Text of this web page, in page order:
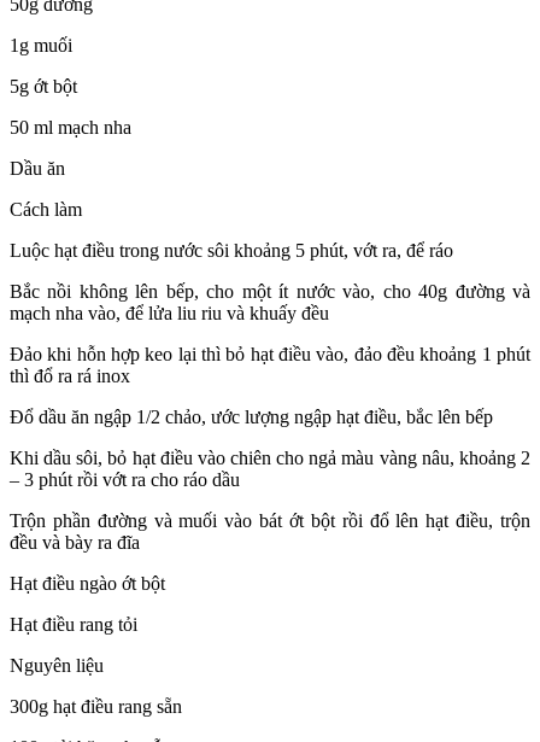
1g muối
5g ớt bột
50 ml mạch nha
Dầu ăn
Cách làm
Luộc hạt điều trong nước sôi khoảng 5 phút, vớt ra, để ráo
Bắc nồi không lên bếp, cho một ít nước vào, cho 40g đường và
mạch nha vào, để lửa liu riu và khuấy đều
Đảo khi hỗn hợp keo lại thì bỏ hạt điều vào, đảo đều khoảng 1 phút
thì đổ ra rá inox
Đổ dầu ăn ngập 1/2 chảo, ước lượng ngập hạt điều, bắc lên bếp
Khi dầu sôi, bỏ hạt điều vào chiên cho ngả màu vàng nâu, khoảng 2
– 3 phút rồi vớt ra cho ráo dầu
Trộn phần đường và muối vào bát ớt bột rồi đổ lên hạt điều, trộn
đều và bày ra đĩa
Hạt điều ngào ớt bột
Hạt điều rang tỏi
Nguyên liệu
300g hạt điều rang sẵn